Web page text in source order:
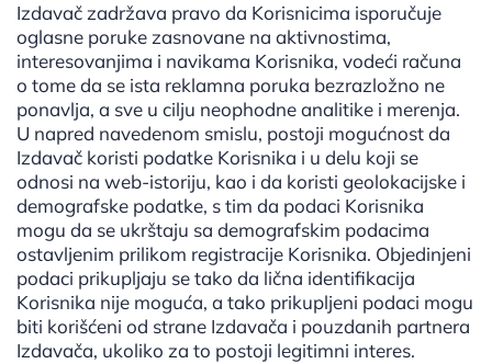
Izdavač zadržava pravo da Korisnicima isporučuje
oglasne poruke zasnovane na aktivnostima,
interesovanjima i navikama Korisnika, vodeći računa
o tome da se ista reklamna poruka bezrazložno ne
ponavlja, a sve u cilju neophodne analitike i merenja.
U napred navedenom smislu, postoji mogućnost da
Izdavač koristi podatke Korisnika i u delu koji se
odnosi na web-istoriju, kao i da koristi geolokacijske i
demografske podatke, s tim da podaci Korisnika
mogu da se ukrštaju sa demografskim podacima
ostavljenim prilikom registracije Korisnika. Objedinjeni
podaci prikupljaju se tako da lična identifikacija
Korisnika nije moguća, a tako prikupljeni podaci mogu
biti korišćeni od strane Izdavača i pouzdanih partnera
Izdavača, ukoliko za to postoji legitimni interes.